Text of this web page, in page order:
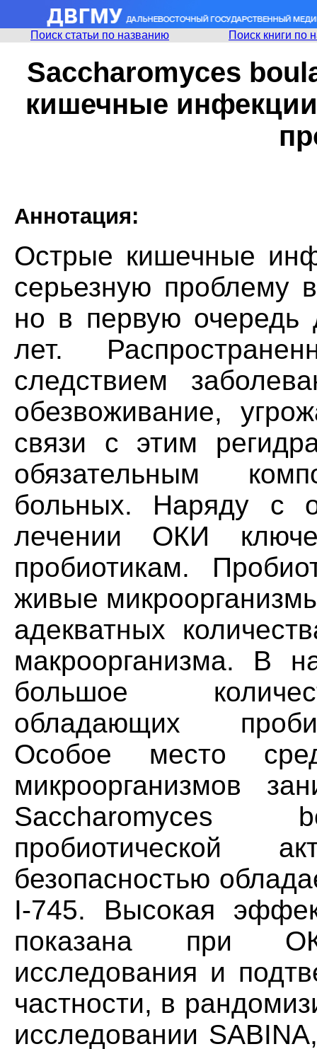
Поиск статьи по названию Поиск книги по
Saccharomyces
кишечные
Аннотация:
Острые кишечные
серьезную проблему
но в первую очередь
лет.
следствием
обезвоживание,
связи с этим
обязательным
больных. Наряду с
лечении ОКИ
пробиотикам.
живые
адекватных
макроорганизма. В
большое
обладающих
Особое место
микроорганизмов
Saccharomyces
пробиотической
безопасностью
I-745. Высокая
показана при
исследования и
частности, в
исследовании